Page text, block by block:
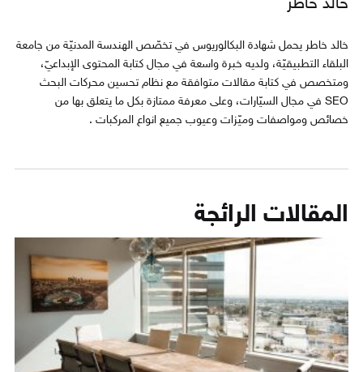
خالد خاطر يحمل شهادة البكالوريوس في تخصّص الهندسة المدنيّة من جامعة
البلقاء التطبيقيّة، ولديه خبرة واسعة في مجال كتابة المحتوى الإبداعيّ،
ومتخصص في كتابة مقالات متوافقة مع نظام تحسين محركات البحث
SEO في مجال السيّارات، وعلى معرفة ممتازة بكل ما يتعلق بها من
خصائص ومواصفات وميّزات وعيوب جميع انواع المركبات .
المقالات الرائجة